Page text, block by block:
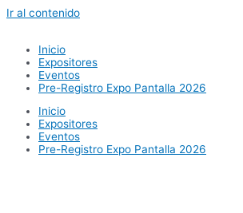
Ir al contenido
Inicio
Expositores
Eventos
Pre-Registro Expo Pantalla 2026
Inicio
Expositores
Eventos
Pre-Registro Expo Pantalla 2026